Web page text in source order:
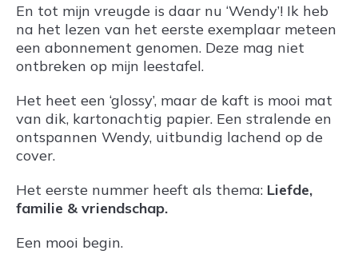
En tot mijn vreugde is daar nu ‘Wendy’! Ik heb
na het lezen van het eerste exemplaar meteen
een abonnement genomen. Deze mag niet
ontbreken op mijn leestafel.
Het heet een ‘glossy’, maar de kaft is mooi mat
van dik, kartonachtig papier. Een stralende en
ontspannen Wendy, uitbundig lachend op de
cover.
Het eerste nummer heeft als thema: Liefde,
familie & vriendschap.
Een mooi begin.